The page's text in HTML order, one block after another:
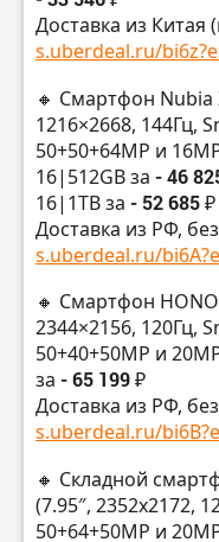
Доставка из
s.uberdeal.ru/
🔸 Смартфон Nubia
1216×2668, 144Гц,
50+50+64MP и
16|512GB за - 46
16|1TB за - 52 685 ₽
Доставка из РФ,
s.uberdeal.ru/
🔸 Смартфон
2344×2156, 120Гц,
50+40+50MP и
за - 65 199 ₽
Доставка из РФ,
s.uberdeal.ru/
🔸 Складной
(7.95″, 2352х2172,
50+64+50MP и